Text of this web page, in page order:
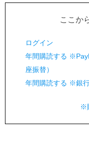
ここか
ログイン
年間購読する
座振替）
年間購読する ※銀
※